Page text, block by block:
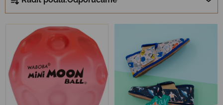
Výpis produktov